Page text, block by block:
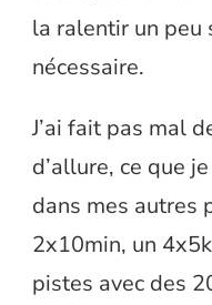
la ralentir un peu
nécessaire.
J’ai fait pas mal
d’allure, ce que
dans mes autres
2x10min, un
pistes avec des